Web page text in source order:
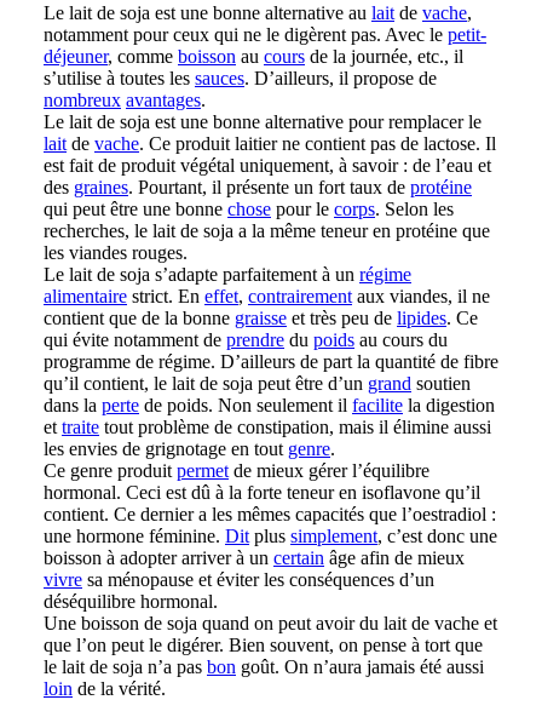
Le lait de soja est une bonne alternative au lait de vache,
notamment pour ceux qui ne le digèrent pas. Avec le petit-
déjeuner, comme boisson au cours de la journée, etc., il
s’utilise à toutes les sauces. D’ailleurs, il propose de
nombreux avantages.
Le lait de soja est une bonne alternative pour remplacer le
lait de vache. Ce produit laitier ne contient pas de lactose. Il
est fait de produit végétal uniquement, à savoir : de l’eau et
des graines. Pourtant, il présente un fort taux de protéine
qui peut être une bonne chose pour le corps. Selon les
recherches, le lait de soja a la même teneur en protéine que
les viandes rouges.
Le lait de soja s’adapte parfaitement à un régime
alimentaire strict. En effet, contrairement aux viandes, il ne
contient que de la bonne graisse et très peu de lipides. Ce
qui évite notamment de prendre du poids au cours du
programme de régime. D’ailleurs de part la quantité de fibre
qu’il contient, le lait de soja peut être d’un grand soutien
dans la perte de poids. Non seulement il facilite la digestion
et traite tout problème de constipation, mais il élimine aussi
les envies de grignotage en tout genre.
Ce genre produit permet de mieux gérer l’équilibre
hormonal. Ceci est dû à la forte teneur en isoflavone qu’il
contient. Ce dernier a les mêmes capacités que l’oestradiol :
une hormone féminine. Dit plus simplement, c’est donc une
boisson à adopter arriver à un certain âge afin de mieux
vivre sa ménopause et éviter les conséquences d’un
déséquilibre hormonal.
Une boisson de soja quand on peut avoir du lait de vache et
que l’on peut le digérer. Bien souvent, on pense à tort que
le lait de soja n’a pas bon goût. On n’aura jamais été aussi
loin de la vérité.